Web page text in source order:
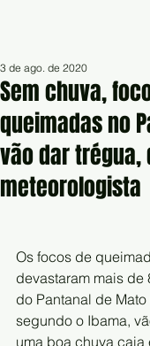
Sem chuva,
queimadas no
vão dar trégua,
meteorologista
3 de ago. de 2020
Os focos de
devastaram mais de
do Pantanal de
segundo o Ibama,
uma boa chuva caia